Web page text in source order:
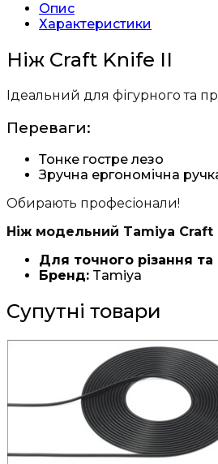
II
кількість
Опис
Характеристики
Ніж Craft Knife II
Ідеальний для фігурного та
Переваги:
Тонке гостре лезо
Зручна ергономічна
Обирають професіонали!
Ніж модельний Tamiya Craft
Для точного різання
Бренд: Tamiya
Супутні товари